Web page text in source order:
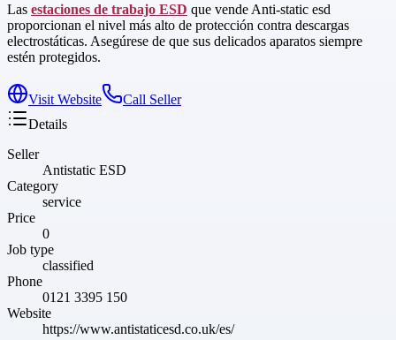
Las estaciones de trabajo ESD que vende Anti-static esd
proporcionan el nivel más alto de protección contra descargas
electrostáticas. Asegúrese de que sus delicados aparatos siempre
estén protegidos.
Visit Website
Call Seller
Details
Seller
Antistatic ESD
Category
service
Price
0
Job type
classified
Phone
0121 3395 150
Website
https://www.antistaticesd.co.uk/es/